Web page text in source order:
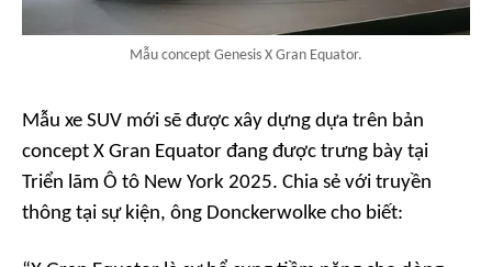
Mẫu concept Genesis X Gran Equator.
Mẫu xe SUV mới sẽ được xây dựng dựa trên bản
concept X Gran Equator đang được trưng bày tại
Triển lãm Ô tô New York 2025. Chia sẻ với truyền
thông tại sự kiện, ông Donckerwolke cho biết: